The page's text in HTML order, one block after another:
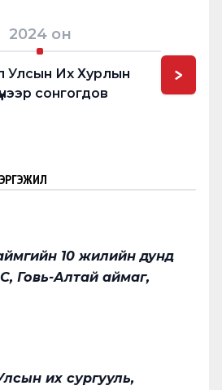
2024он
Улсын Их Хурлын
сонгогдов
>
10 жилийн дунд
Говь-Алтай аймаг,
их сургууль,